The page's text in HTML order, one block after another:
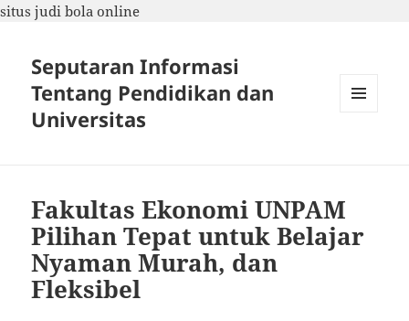
situs judi bola online
Seputaran Informasi
Tentang Pendidikan dan
Universitas
Fakultas Ekonomi UNPAM
Pilihan Tepat untuk Belajar
Nyaman Murah, dan
Fleksibel